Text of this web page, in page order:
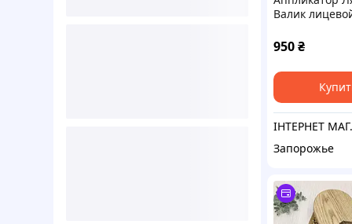
Валик
Ag 40х51мм
950₴
Запорожье